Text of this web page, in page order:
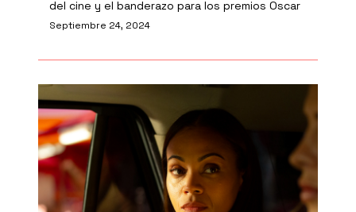
del cine y el banderazo para los premios Oscar
Septiembre 24, 2024